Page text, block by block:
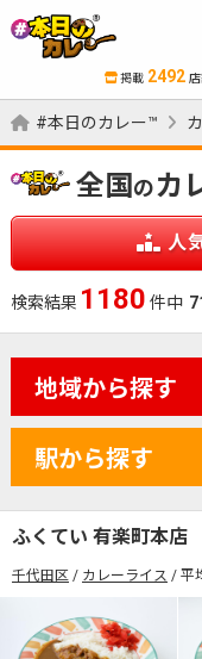
掲載 2492
#本日のカレー™
全国 のカ
人
検索結果 1180 件中
地域から探す
カレ
モーニングあり
駅から探す
カレー
席の予約可
ふくてい 有楽町本店
千代田区 カレーライス 平